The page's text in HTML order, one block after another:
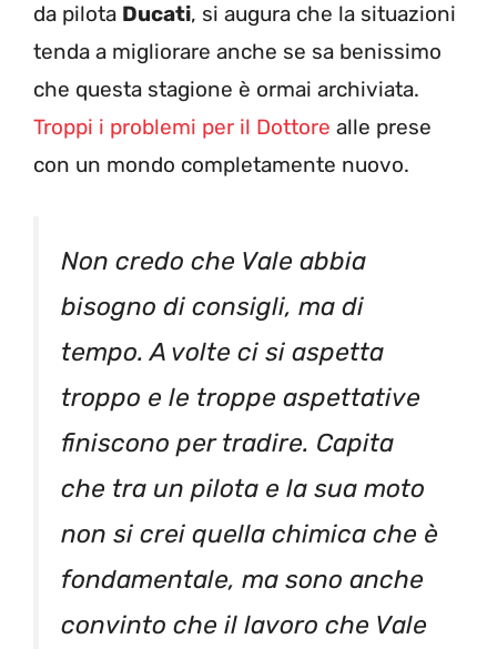
da pilota Ducati, si augura che la situazioni
tenda a migliorare anche se sa benissimo
che questa stagione è ormai archiviata.
Troppi i problemi per il Dottore alle prese
con un mondo completamente nuovo.
Non credo che Vale abbia
bisogno di consigli, ma di
tempo. A volte ci si aspetta
troppo e le troppe aspettative
finiscono per tradire. Capita
che tra un pilota e la sua moto
non si crei quella chimica che è
fondamentale, ma sono anche
convinto che il lavoro che Vale